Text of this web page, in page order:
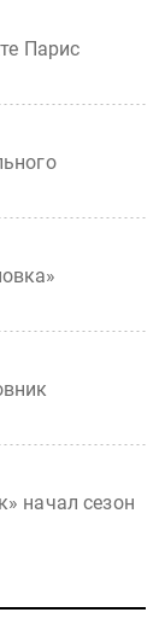
Парис
начал сезон